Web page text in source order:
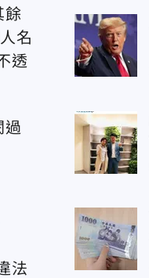
餘
名
透
過
法